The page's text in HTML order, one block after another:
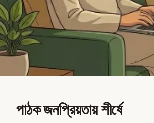
পাঠক জনপ্রিয়তায় শীর্ষে